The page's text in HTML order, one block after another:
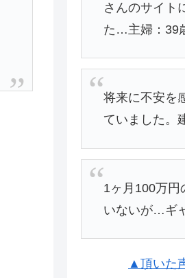
さんのサイト
た…主婦：39
将来に不安を
ていました。
1ヶ月100万円
いないが…ギ
▲頂いた